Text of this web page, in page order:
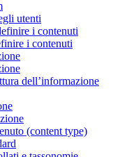
utenti
i contenuti
i contenuti
dell’informazione
(content type)